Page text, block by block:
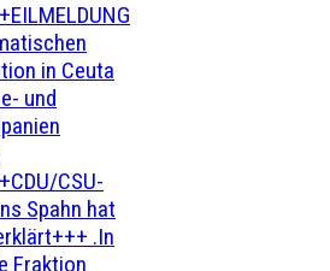
in Ceuta
und
CSU-
Spahn hat
.In
Fraktion